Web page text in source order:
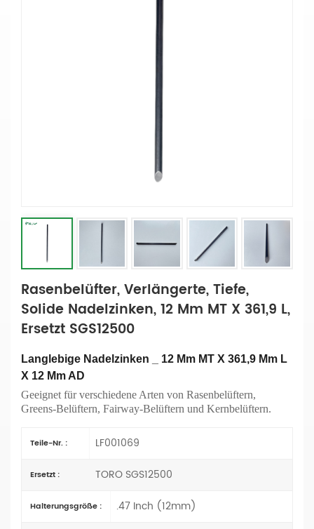
Rasenbelüfter, Verlängerte, Tiefe,
Solide Nadelzinken, 12 Mm MT X 361,9 L,
Ersetzt SGS12500
Langlebige Nadelzinken _ 12 Mm MT X 361,9 Mm L
X 12 Mm AD
Geeignet für verschiedene Arten von Rasenbelüftern,
Greens-Belüftern, Fairway-Belüftern und Kernbelüftern.
Teile-Nr. : LF001069
Ersetzt : TORO SGS12500
Halterungsgröße : .47 Inch (12mm)